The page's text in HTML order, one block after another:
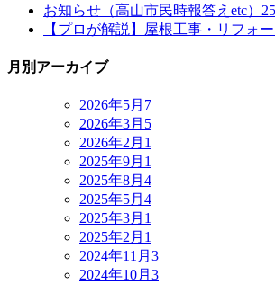
お知らせ（高山市民時報答えetc） 25
【プロが解説】屋根工事・リフォ
月別アーカイブ
2026年5月 7
2026年3月 5
2026年2月 1
2025年9月 1
2025年8月 4
2025年5月 4
2025年3月 1
2025年2月 1
2024年11月 3
2024年10月 3